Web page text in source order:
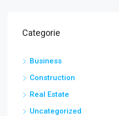
Categorie
Business
Construction
Real Estate
Uncategorized